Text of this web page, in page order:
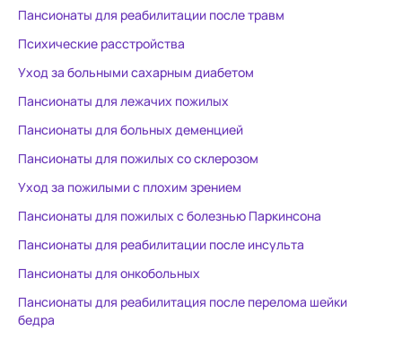
Пансионаты для реабилитации после травм
Психические расстройства
Уход за больными сахарным диабетом
Пансионаты для лежачих пожилых
Пансионаты для больных деменцией
Пансионаты для пожилых со склерозом
Уход за пожилыми с плохим зрением
Пансионаты для пожилых с болезнью Паркинсона
Пансионаты для реабилитации после инсульта
Пансионаты для онкобольных
Пансионаты для реабилитация после перелома шейки
бедра